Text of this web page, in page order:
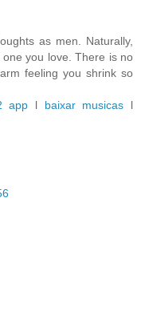
as men. Naturally,
you love. There is no
feeling you shrink so
app l baixar musicas l